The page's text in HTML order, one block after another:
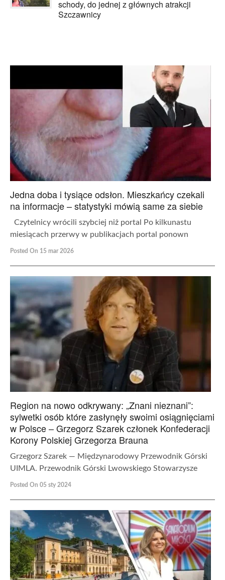
schody, do jednej z głównych atrakcji
Szczawnicy
Jedna doba i tysiące odsłon. Mieszkańcy czekali
na informacje – statystyki mówią same za siebie
Czytelnicy wrócili szybciej niż portal Po kilkunastu
miesiącach przerwy w publikacjach portal ponown
Posted On 15 mar 2026
Region na nowo odkrywany: „Znani nieznani”:
sylwetki osób które zasłynęły swoimi osiągnięciami
w Polsce – Grzegorz Szarek członek Konfederacji
Korony Polskiej Grzegorza Brauna
Grzegorz Szarek — Międzynarodowy Przewodnik Górski
UIMLA. Przewodnik Górski Lwowskiego Stowarzysze
Posted On 05 sty 2024